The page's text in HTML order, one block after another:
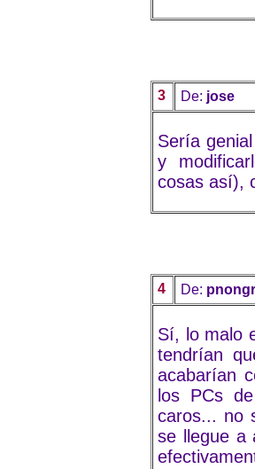
3 De: jose
Sería
y
cosas así),
4 De:
Sí, lo malo
tendrían
acabarían
los PCs
caros... no
se llegue a